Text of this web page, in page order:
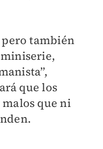
también
que los
que ni